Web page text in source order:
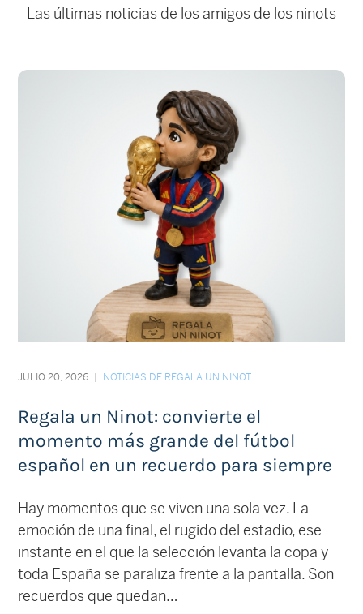
Las últimas noticias de los amigos de los ninots
JULIO 20, 2026 | NOTICIAS DE REGALA UN NINOT
Regala un Ninot: convierte el
momento más grande del fútbol
español en un recuerdo para siempre
Hay momentos que se viven una sola vez. La
emoción de una final, el rugido del estadio, ese
instante en el que la selección levanta la copa y
toda España se paraliza frente a la pantalla. Son
recuerdos que quedan…